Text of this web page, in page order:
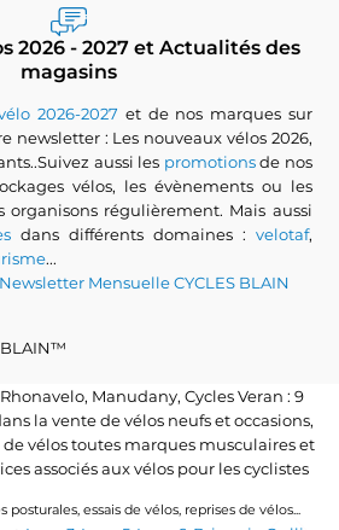
2026 - 2027 et Actualités des
magasins
2026-2027 et de nos marques sur
newsletter : Les nouveaux vélos 2026,
aussi les promotionsde nos
vélos, les évènements ou les
organisons régulièrement. Mais aussi
dans différents domaines : velotaf,
...
Mensuelle CYCLES BLAIN
BLAIN™
Manudany, Cycles Veran : 9
la vente de vélos neufs et occasions,
vélos toutes marques musculaires et
associés aux vélos pour les cyclistes
posturales, essais de vélos, reprises de vélos...